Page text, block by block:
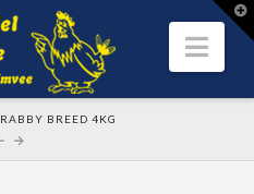
RABBY BREED 4KG